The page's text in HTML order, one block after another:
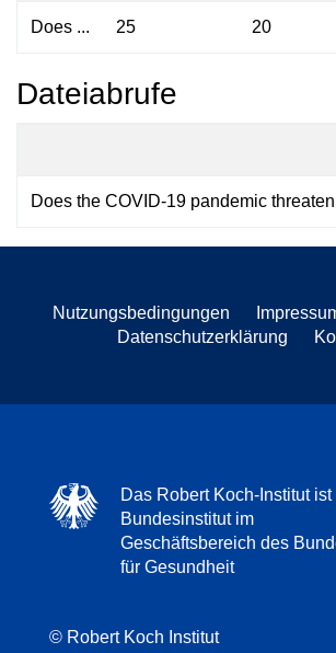
Does ... 25 20
Dateiabrufe
Does the COVID-19 pandemic
Nutzungsbedingungen
Datenschutzerklärung
Das Robert Koch-Institut ist
Bundesinstitut im
Geschäftsbereich des
für Gesundheit
© Robert Koch Institut